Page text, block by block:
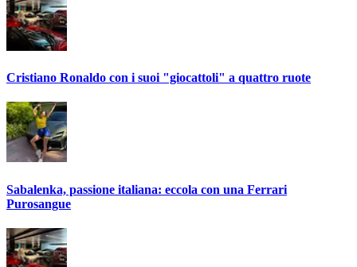
Cristiano Ronaldo con i suoi "giocattoli" a quattro ruote
Sabalenka, passione italiana: eccola con una Ferrari
Purosangue